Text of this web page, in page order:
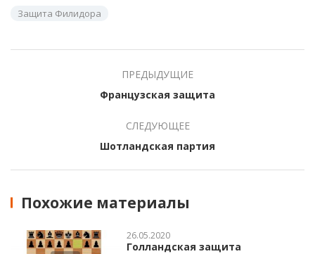
Защита Филидора
ПРЕДЫДУЩИЕ
Французская защита
СЛЕДУЮЩЕЕ
Шотландская партия
Похожие материалы
26.05.2020
Голландская защита